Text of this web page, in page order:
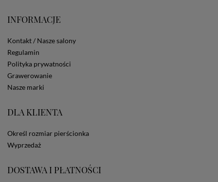
zawartości naszej strony
Na stronie Sklepu są wykorzystywane pliki cookies.
Stosowane są one w celach zapewnienia maksymalnej
wygody wszystkich użytkowników (w tym Kupujących)
przy korzystaniu ze Sklepu (zapamiętywanie
preferencji i ustawień na stronie, zbieranie
anonimowych danych dla celów reklamowych i
ze Sklepu bez zmiany ustawień w przeglądarce
zamieszczane w urządzeniu końcowym każdego
użytkownika. Jeżeli użytkownik nie wyraża zgody na
informacji o plikach cookies.
INFORMACJE
Kontakt / Nasze salony
Regulamin
Polityka prywatności
Grawerowanie
Nasze marki
DLA KLIENTA
Określ rozmiar pierścionka
Wyprzedaż
DOSTAWA I PŁATNOŚCI